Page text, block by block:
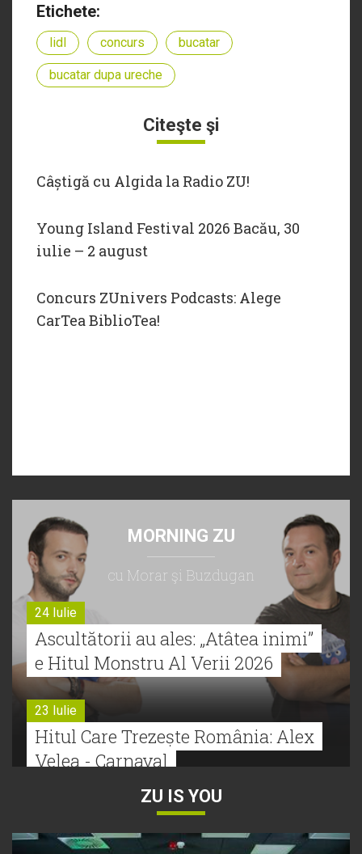
Etichete:
lidl concurs bucatar
bucatar dupa ureche
Citeşte şi
Câștigă cu Algida la Radio ZU!
Young Island Festival 2026 Bacău, 30
iulie – 2 august
Concurs ZUnivers Podcasts: Alege
CarTea BiblioTea!
MORNING ZU
cu Morar şi Buzdugan
24 Iulie
Ascultătorii au ales: „Atâtea inimi”
e Hitul Monstru Al Verii 2026
23 Iulie
Hitul Care Trezește România: Alex
Velea - Carnaval
Bătălie strânsă la Hitul Monstru Al
ZU IS YOU